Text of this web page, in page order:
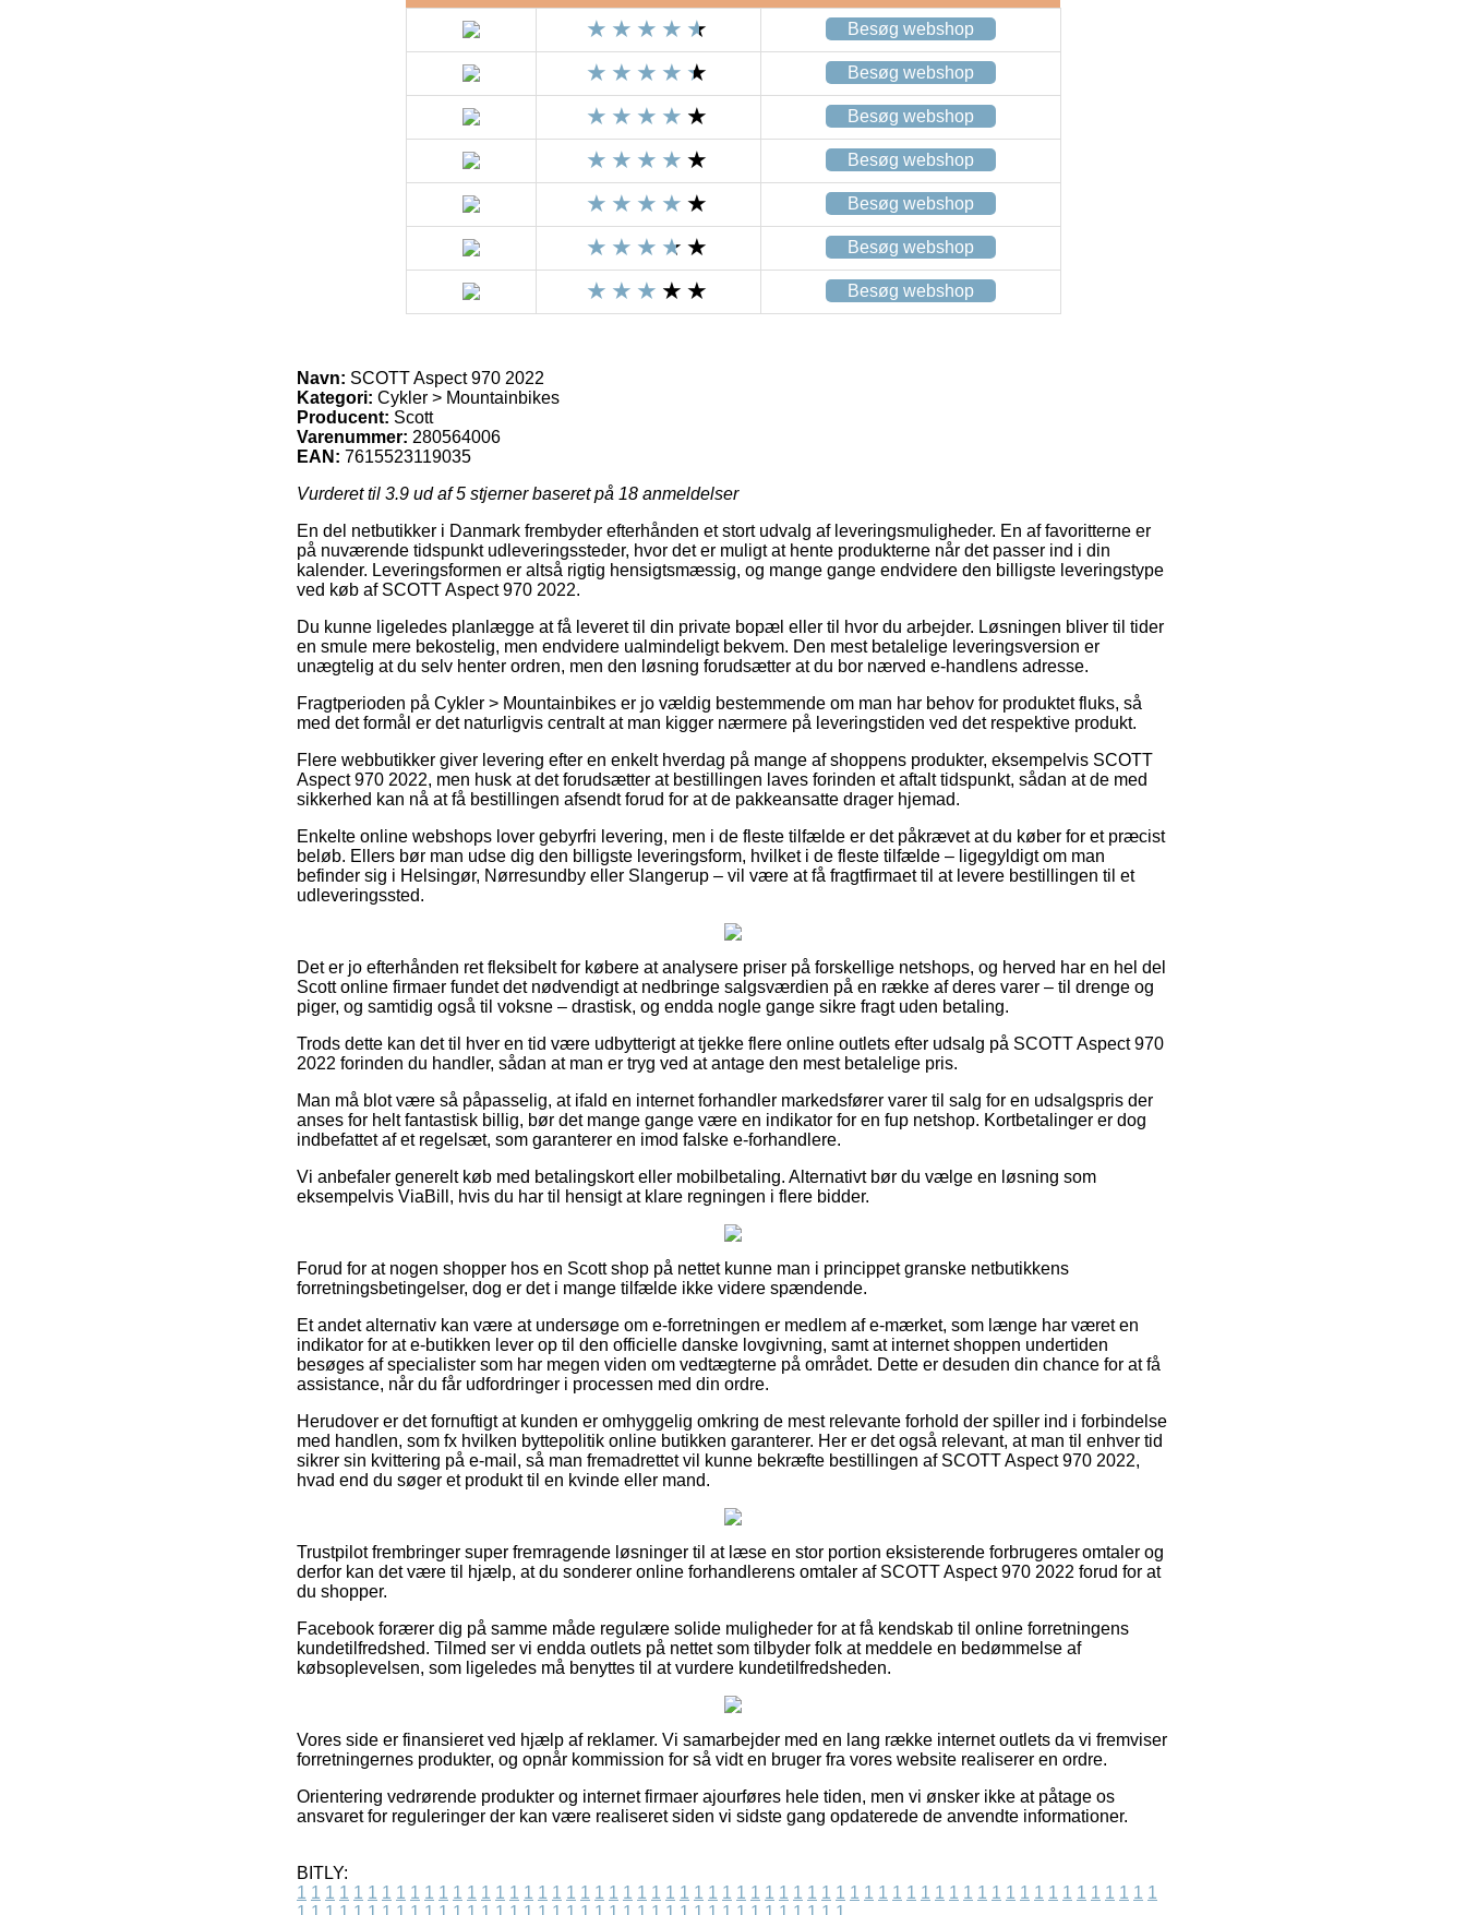
Besøg webshop
Besøg webshop
Besøg webshop
Besøg webshop
Besøg webshop
Besøg webshop
Besøg webshop
Navn: SCOTT Aspect 970 2022
Kategori: Cykler > Mountainbikes
Producent: Scott
Varenummer: 280564006
EAN: 7615523119035
Vurderet til 3.9 ud af 5 stjerner baseret på 18 anmeldelser
En del netbutikker i Danmark frembyder efterhånden et stort udvalg af leveringsmuligheder. En af favoritterne er
på nuværende tidspunkt udleveringssteder, hvor det er muligt at hente produkterne når det passer ind i din
kalender. Leveringsformen er altså rigtig hensigtsmæssig, og mange gange endvidere den billigste leveringstype
ved køb af SCOTT Aspect 970 2022.
Du kunne ligeledes planlægge at få leveret til din private bopæl eller til hvor du arbejder. Løsningen bliver til tider
en smule mere bekostelig, men endvidere ualmindeligt bekvem. Den mest betalelige leveringsversion er
unægtelig at du selv henter ordren, men den løsning forudsætter at du bor nærved e-handlens adresse.
Fragtperioden på Cykler > Mountainbikes er jo vældig bestemmende om man har behov for produktet fluks, så
med det formål er det naturligvis centralt at man kigger nærmere på leveringstiden ved det respektive produkt.
Flere webbutikker giver levering efter en enkelt hverdag på mange af shoppens produkter, eksempelvis SCOTT
Aspect 970 2022, men husk at det forudsætter at bestillingen laves forinden et aftalt tidspunkt, sådan at de med
sikkerhed kan nå at få bestillingen afsendt forud for at de pakkeansatte drager hjemad.
Enkelte online webshops lover gebyrfri levering, men i de fleste tilfælde er det påkrævet at du køber for et præcist
beløb. Ellers bør man udse dig den billigste leveringsform, hvilket i de fleste tilfælde – ligegyldigt om man
befinder sig i Helsingør, Nørresundby eller Slangerup – vil være at få fragtfirmaet til at levere bestillingen til et
udleveringssted.
Det er jo efterhånden ret fleksibelt for købere at analysere priser på forskellige netshops, og herved har en hel del
Scott online firmaer fundet det nødvendigt at nedbringe salgsværdien på en række af deres varer – til drenge og
piger, og samtidig også til voksne – drastisk, og endda nogle gange sikre fragt uden betaling.
Trods dette kan det til hver en tid være udbytterigt at tjekke flere online outlets efter udsalg på SCOTT Aspect 970
2022 forinden du handler, sådan at man er tryg ved at antage den mest betalelige pris.
Man må blot være så påpasselig, at ifald en internet forhandler markedsfører varer til salg for en udsalgspris der
anses for helt fantastisk billig, bør det mange gange være en indikator for en fup netshop. Kortbetalinger er dog
indbefattet af et regelsæt, som garanterer en imod falske e-forhandlere.
Vi anbefaler generelt køb med betalingskort eller mobilbetaling. Alternativt bør du vælge en løsning som
eksempelvis ViaBill, hvis du har til hensigt at klare regningen i flere bidder.
Forud for at nogen shopper hos en Scott shop på nettet kunne man i princippet granske netbutikkens
forretningsbetingelser, dog er det i mange tilfælde ikke videre spændende.
Et andet alternativ kan være at undersøge om e-forretningen er medlem af e-mærket, som længe har været en
indikator for at e-butikken lever op til den officielle danske lovgivning, samt at internet shoppen undertiden
besøges af specialister som har megen viden om vedtægterne på området. Dette er desuden din chance for at få
assistance, når du får udfordringer i processen med din ordre.
Herudover er det fornuftigt at kunden er omhyggelig omkring de mest relevante forhold der spiller ind i forbindelse
med handlen, som fx hvilken byttepolitik online butikken garanterer. Her er det også relevant, at man til enhver tid
sikrer sin kvittering på e-mail, så man fremadrettet vil kunne bekræfte bestillingen af SCOTT Aspect 970 2022,
hvad end du søger et produkt til en kvinde eller mand.
Trustpilot frembringer super fremragende løsninger til at læse en stor portion eksisterende forbrugeres omtaler og
derfor kan det være til hjælp, at du sonderer online forhandlerens omtaler af SCOTT Aspect 970 2022 forud for at
du shopper.
Facebook forærer dig på samme måde regulære solide muligheder for at få kendskab til online forretningens
kundetilfredshed. Tilmed ser vi endda outlets på nettet som tilbyder folk at meddele en bedømmelse af
købsoplevelsen, som ligeledes må benyttes til at vurdere kundetilfredsheden.
Vores side er finansieret ved hjælp af reklamer. Vi samarbejder med en lang række internet outlets da vi fremviser
forretningernes produkter, og opnår kommission for så vidt en bruger fra vores website realiserer en ordre.
Orientering vedrørende produkter og internet firmaer ajourføres hele tiden, men vi ønsker ikke at påtage os
ansvaret for reguleringer der kan være realiseret siden vi sidste gang opdaterede de anvendte informationer.
BITLY:
1 1 1 1 1 1 1 1 1 1 1 1 1 1 1 1 1 1 1 1 1 1 1 1 1 1 1 1 1 1 1 1 1 1 1 1 1 1 1 1 1 1 1 1 1 1 1 1 1 1 1 1 1 1 1 1 1 1 1 1 1